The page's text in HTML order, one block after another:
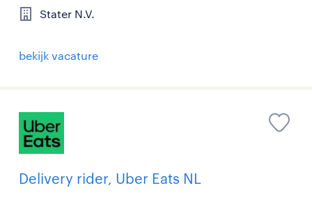
Stater N.V.
bekijk vacature
Delivery rider, Uber Eats NL